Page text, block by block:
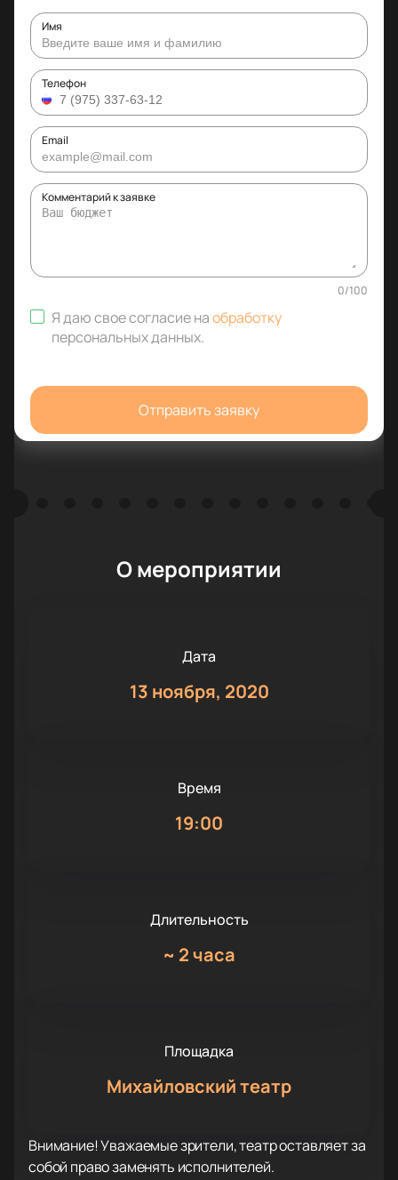
Имя
Телефон
Email
Комментарий к заявке
0/100
Я даю свое согласие наобработку
персональных данных.
Отправить заявку
О мероприятии
Дата
13 ноября, 2020
Время
19:00
Длительность
~ 2 часа
Площадка
Михайловский театр
Внимание! Уважаемые зрители, театр оставляет за
собой право заменять исполнителей.